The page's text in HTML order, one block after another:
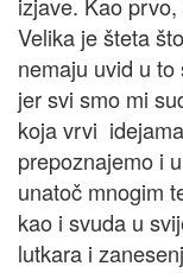
Velika je šteta
nemaju uvid u
jer svi smo mi
koja vrvi
prepoznajemo i
unatoč mnogim
kao i svuda u
lutkara i